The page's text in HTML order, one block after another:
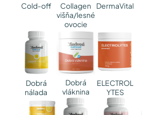
Cold-off
Collagen
višňa/lesné
ovocie
DermaVital
Dobrá
nálada
Dobrá
vláknina
ELECTROL
YTES